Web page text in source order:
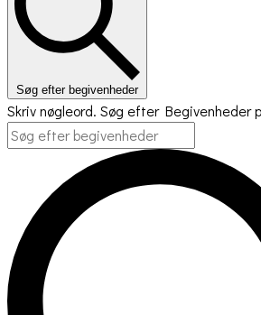
Søg efter begivenheder
Skriv nøgleord. Søg efter Begivenheder